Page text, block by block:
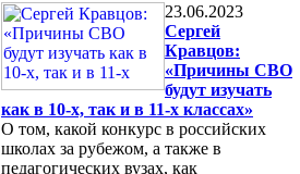
23.06.2023
Сергей
Кравцов:
«Причины СВО
будут изучать
как в 10-х, так и в 11-х классах»
О том, какой конкурс в российских
школах за рубежом, а также в
педагогических вузах, как